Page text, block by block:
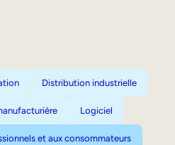
Distribution industrielle
Logiciel
et aux consommateurs